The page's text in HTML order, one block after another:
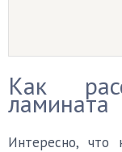
Как
ламината
Интересно, что